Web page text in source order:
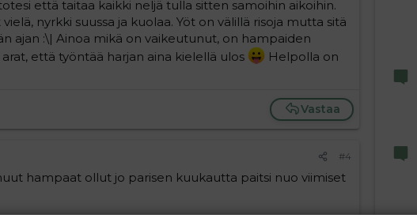
että taitaa kaikki neljä tulla sitten samoihin aikoihin.
nyrkki suussa ja kuolaa. Yöt on välillä risoja mutta sitä
ajan :\| Ainoa mikä on vaikeutunut, on hampaiden
että työntää harjan aina kielellä ulos
Helpolla on
Vastaa
#4
hampaat ollut jo parisen kuukautta paitsi nuo viimiset